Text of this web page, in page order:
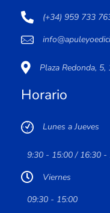
(+34) 959 733
Plaza Redonda,
Horario
Lunes a Jueves
9:30 - 15:00 / 16:30 -
Viernes
09:30 - 15:00